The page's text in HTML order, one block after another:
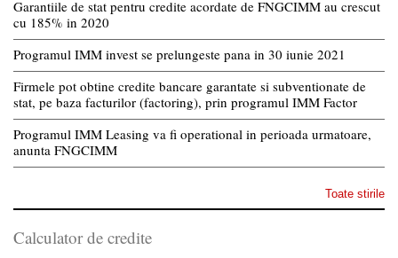
Garantiile de stat pentru credite acordate de FNGCIMM au crescut
cu 185% in 2020
Programul IMM invest se prelungeste pana in 30 iunie 2021
Firmele pot obtine credite bancare garantate si subventionate de
stat, pe baza facturilor (factoring), prin programul IMM Factor
Programul IMM Leasing va fi operational in perioada urmatoare,
anunta FNGCIMM
Toate stirile
Calculator de credite